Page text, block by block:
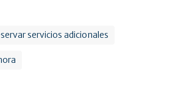
servicios adicionales